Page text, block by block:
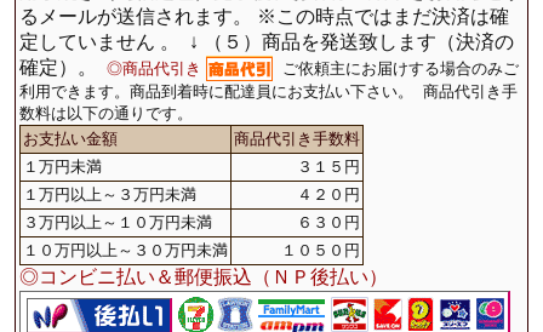
るメールが送信されます。 ※この時点ではまだ決済は確
定していません 。
↓ （５）商品を発送致します（決済の
確定）。
◎商品代引き
ご依頼主にお届けする場合のみご
利用できます。商品到着時に配達員にお支払い下さい。
商品代引き手
数料は以下の通りです。
お支払い金額
商品代引き手数料
１万円未満
３１５円
１万円以上～３万円未満
４２０円
３万円以上～１０万円未満
６３０円
１０万円以上～３０万円未満
１０５０円
◎コンビニ払い＆郵便振込（ＮＰ後払い）